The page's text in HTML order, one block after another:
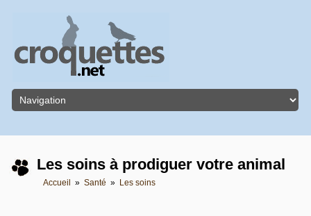
Les soins à prodiguer votre animal
Accueil » Santé » Les soins